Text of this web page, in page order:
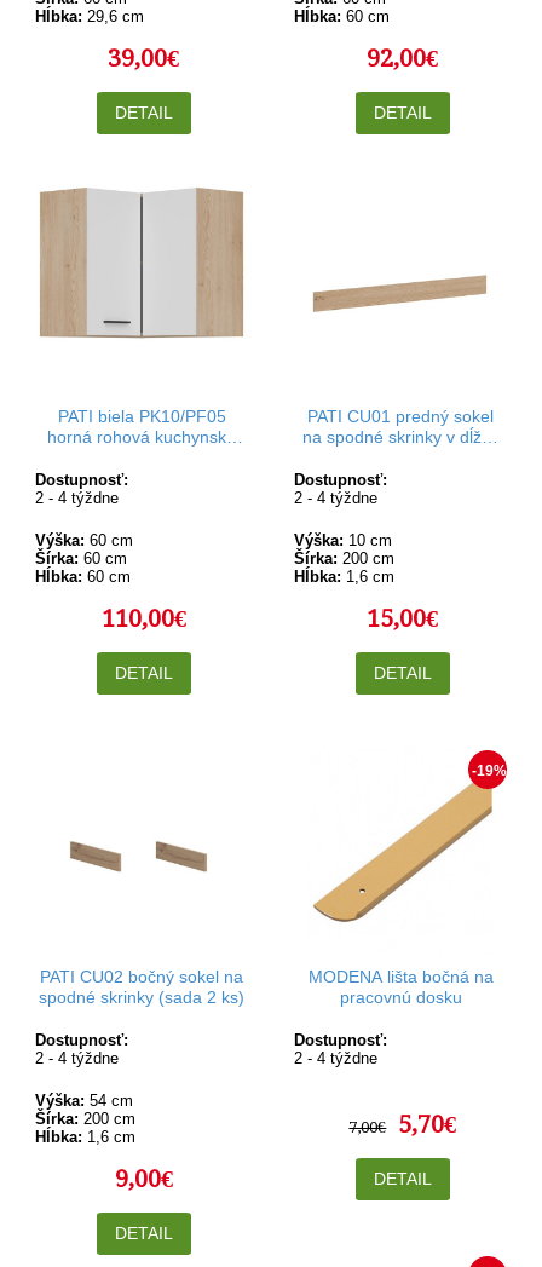
Hĺbka: 29,6 cm
39,00€
DETAIL
Hĺbka: 60 cm
92,00€
DETAIL
PATI biela PK10/PF05
horná rohová kuchynská
Dostupnosť:
2 - 4 týždne
Výška: 60 cm
Šírka: 60 cm
Hĺbka: 60 cm
110,00€
DETAIL
PATI CU01 predný sokel
na spodné skrinky v dĺžke
Dostupnosť:
2 - 4 týždne
Výška: 10 cm
Šírka: 200 cm
Hĺbka: 1,6 cm
15,00€
DETAIL
PATI CU02 bočný sokel na
spodné skrinky (sada 2 ks)
Dostupnosť:
2 - 4 týždne
Výška: 54 cm
Šírka: 200 cm
Hĺbka: 1,6 cm
9,00€
DETAIL
-19%
MODENA lišta bočná na
pracovnú dosku
Dostupnosť:
2 - 4 týždne
7,00€ 5,70€
DETAIL